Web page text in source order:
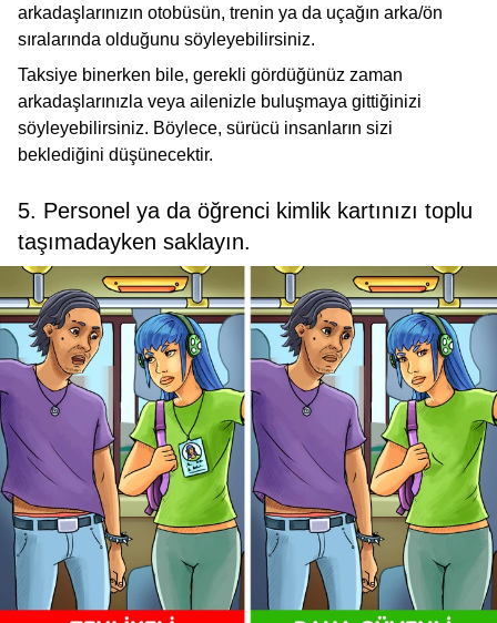
arkadaşlarınızın otobüsün, trenin ya da uçağın arka/ön
sıralarında olduğunu söyleyebilirsiniz.
Taksiye binerken bile, gerekli gördüğünüz zaman
arkadaşlarınızla veya ailenizle buluşmaya gittiğinizi
söyleyebilirsiniz. Böylece, sürücü insanların sizi
beklediğini düşünecektir.
5. Personel ya da öğrenci kimlik kartınızı toplu
taşımadayken saklayın.